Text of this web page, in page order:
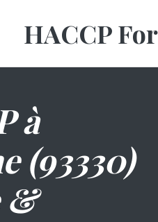
HACCP
à
(93330)
&